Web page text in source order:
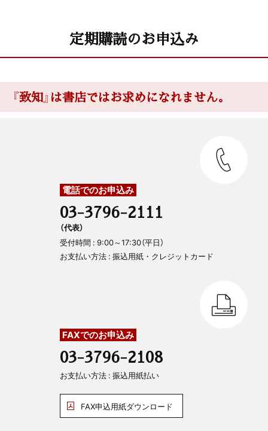
定期購読のお申込み
『致知』は書店ではお求めになれません。
電話でのお申込み
03-3796-2111
（代表）
受付時間 : 9:00～17:30（平日）
お支払い方法 : 振込用紙・クレジットカード
FAXでのお申込み
03-3796-2108
お支払い方法 : 振込用紙払い
FAX申込用紙ダウンロード